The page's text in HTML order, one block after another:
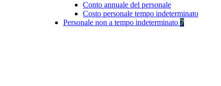
Conto annuale del personale
Costo personale tempo indeterminato
Personale non a tempo indeterminato 7